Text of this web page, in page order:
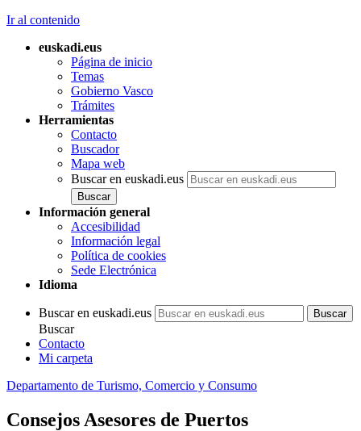
Ir al contenido
euskadi.eus
Página de inicio
Temas
Gobierno Vasco
Trámites
Herramientas
Contacto
Buscador
Mapa web
Buscar en euskadi.eus
Información general
Accesibilidad
Información legal
Política de cookies
Sede Electrónica
Idioma
Buscar en euskadi.eus
Buscar
Contacto
Mi carpeta
Departamento de Turismo, Comercio y Consumo
Consejos Asesores de Puertos